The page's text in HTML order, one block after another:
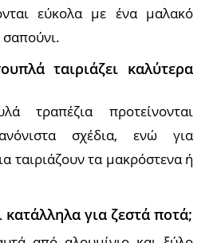
εύκολα με ένα μαλακό
ταιριάζει καλύτερα
τραπέζια προτείνονται
σχέδια, ενώ για
ταιριάζουν τα μακρόστενα ή
κατάλληλα για ζεστά ποτά;